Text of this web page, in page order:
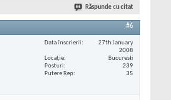
Răspunde cu citat
#6
Data înscrierii
27th January
2008
Locaţie
Bucuresti
Posturi
239
Putere Rep
35